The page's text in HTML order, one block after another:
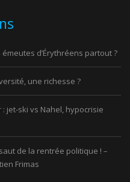
d’Érythréens partout ?
une richesse ?
jet-ski vs Nahel, hypocrisie
de la rentrée politique ! –
Frimas